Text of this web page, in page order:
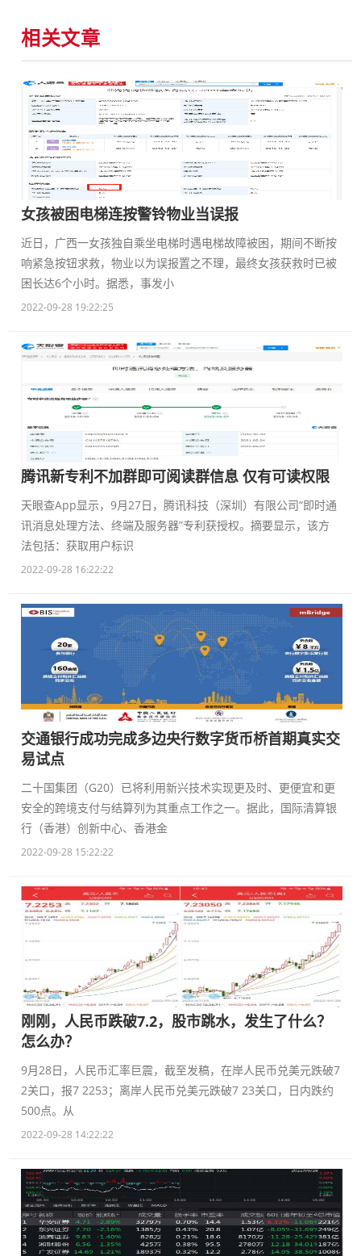
相关文章
女孩被困电梯连按警铃物业当误报
近日，广西一女孩独自乘坐电梯时遇电梯故障被困，期间不断按
响紧急按钮求救，物业以为误报置之不理，最终女孩获救时已被
困长达6个小时。据悉，事发小
2022-09-28 19:22:25
腾讯新专利不加群即可阅读群信息 仅有可读权限
天眼查App显示，9月27日，腾讯科技（深圳）有限公司“即时通
讯消息处理方法、终端及服务器”专利获授权。摘要显示，该方
法包括：获取用户标识
2022-09-28 16:22:22
交通银行成功完成多边央行数字货币桥首期真实交
易试点
二十国集团（G20）已将利用新兴技术实现更及时、更便宜和更
安全的跨境支付与结算列为其重点工作之一。据此，国际清算银
行（香港）创新中心、香港金
2022-09-28 15:22:22
刚刚，人民币跌破7.2，股市跳水，发生了什么？
怎么办？
9月28日，人民币汇率巨震，截至发稿，在岸人民币兑美元跌破7
2关口，报7 2253；离岸人民币兑美元跌破7 23关口，日内跌约
500点。从
2022-09-28 14:22:22